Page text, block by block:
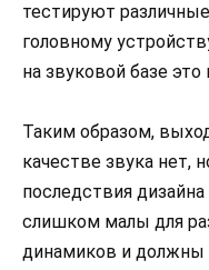
тестируют
головному
на звуковой базе
Таким образом,
качестве звука нет,
последствия
слишком малы для
динамиков и